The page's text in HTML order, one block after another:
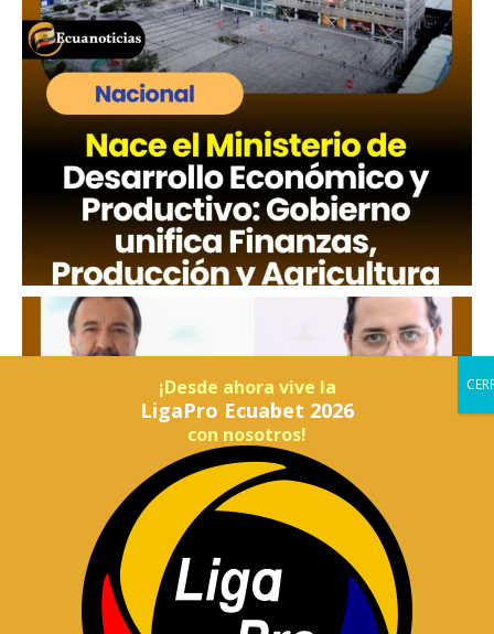
¡Desde ahora vive la
LigaPro Ecuabet 2026
con nosotros!